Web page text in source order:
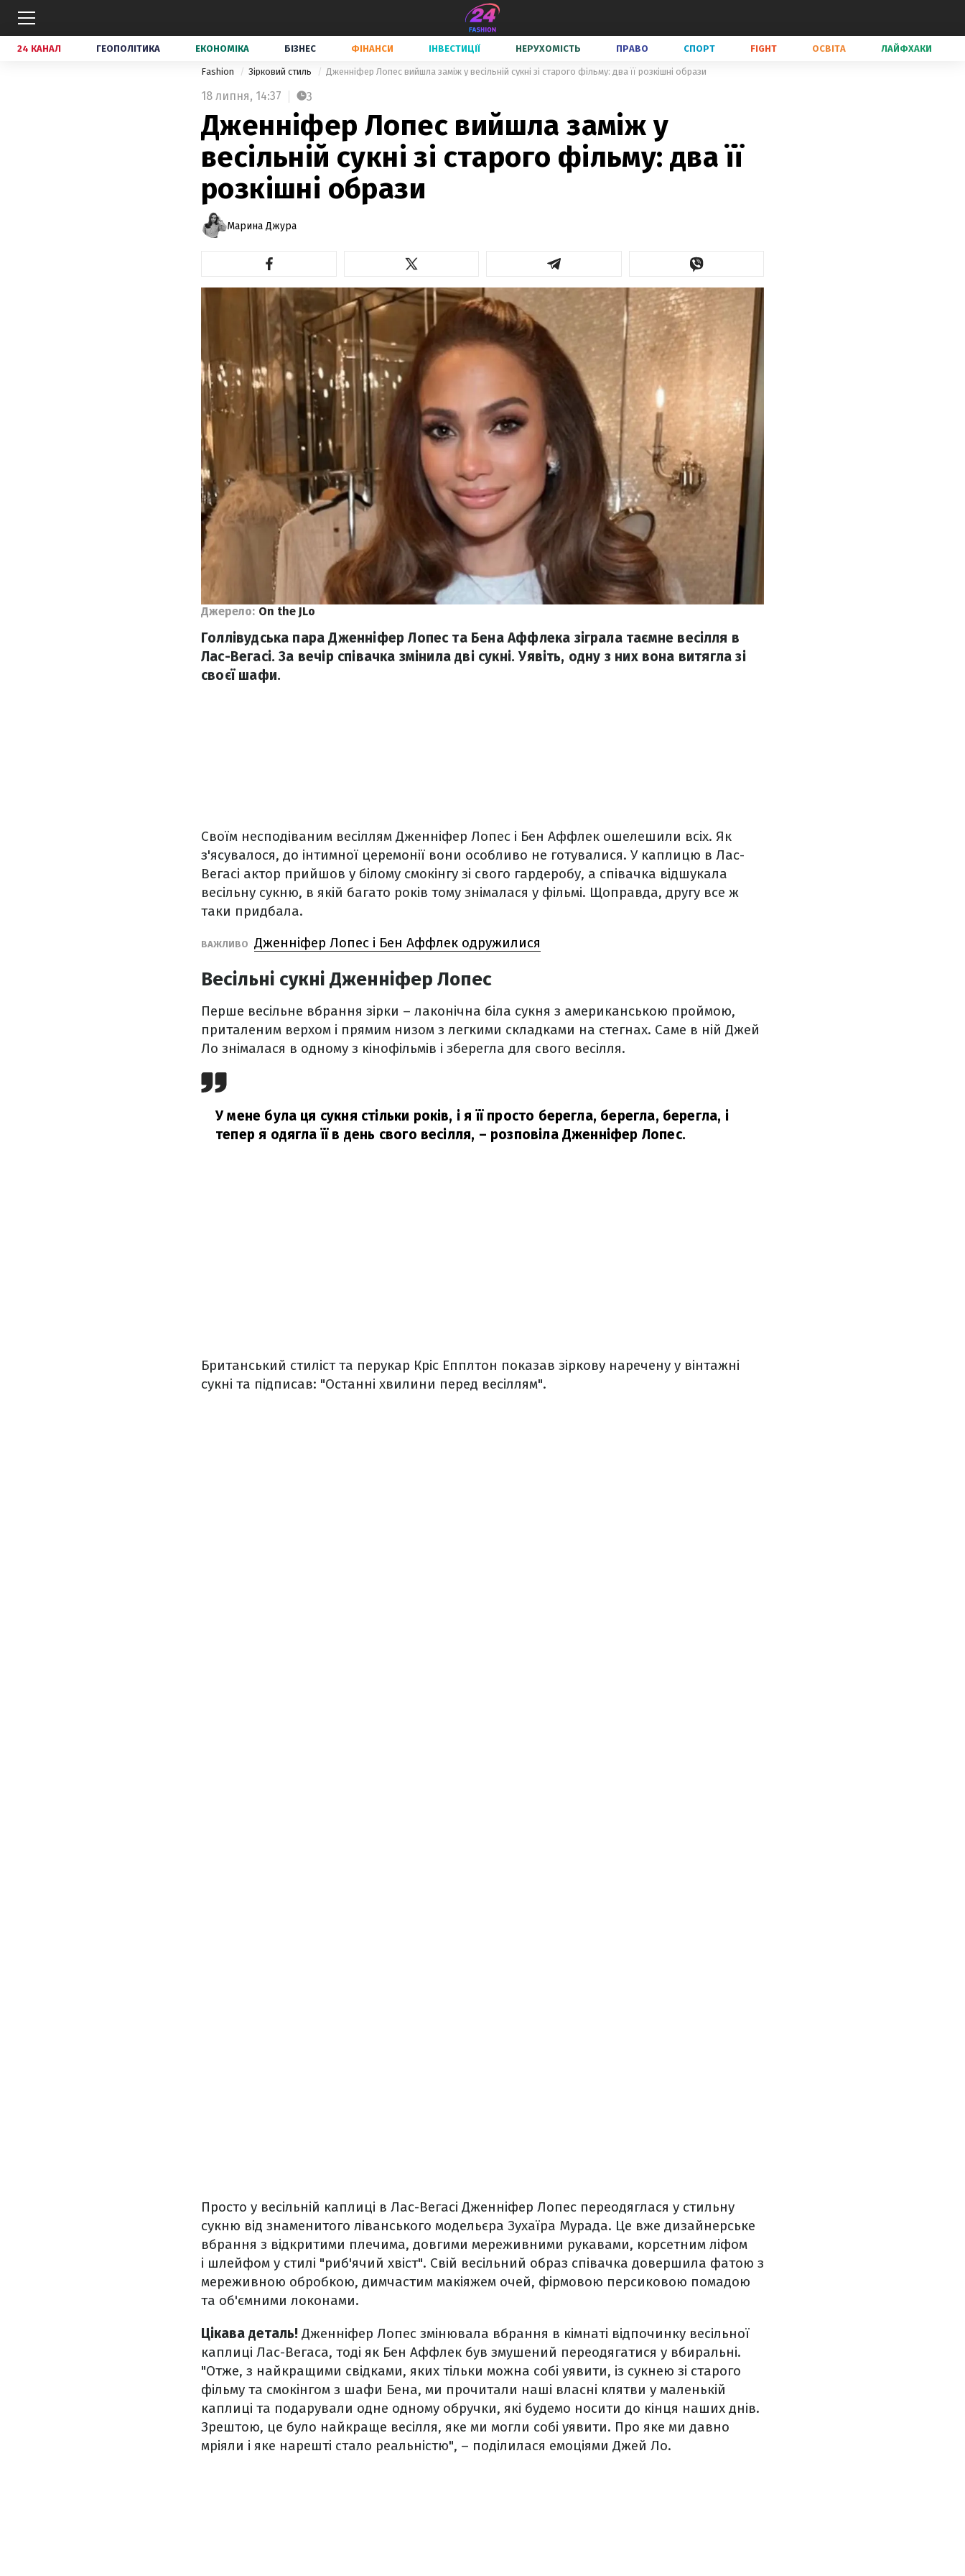
24 КАНАЛ ГЕОПОЛІТИКА ЕКОНОМІКА БІЗНЕС ФІНАНСИ ІНВЕСТИЦІЇ НЕРУХОМІСТЬ ПРАВО СПОРТ FIGHT ОСВІТА ЛАЙФХАКИ
Fashion Зірковий стиль Дженніфер Лопес вийшла заміж у весільній сукні зі старого фільму: два її розкішні образи
18 липня, 14:37 3
Дженніфер Лопес вийшла заміж у
весільній сукні зі старого фільму: два її
розкішні образи
Марина Джура
Джерело: On the JLo
Голлівудська пара Дженніфер Лопес та Бена Аффлека зіграла таємне весілля в
Лас-Вегасі. За вечір співачка змінила дві сукні. Уявіть, одну з них вона витягла зі
своєї шафи.
Своїм несподіваним весіллям Дженніфер Лопес і Бен Аффлек ошелешили всіх. Як
з'ясувалося, до інтимної церемонії вони особливо не готувалися. У каплицю в Лас-
Вегасі актор прийшов у білому смокінгу зі свого гардеробу, а співачка відшукала
весільну сукню, в якій багато років тому знімалася у фільмі. Щоправда, другу все ж
таки придбала.
ВАЖЛИВО Дженніфер Лопес і Бен Аффлек одружилися
Весільні сукні Дженніфер Лопес
Перше весільне вбрання зірки – лаконічна біла сукня з американською проймою,
приталеним верхом і прямим низом з легкими складками на стегнах. Саме в ній Джей
Ло знімалася в одному з кінофільмів і зберегла для свого весілля.
У мене була ця сукня стільки років, і я її просто берегла, берегла, берегла, і
тепер я одягла її в день свого весілля, – розповіла Дженніфер Лопес.
Британський стиліст та перукар Кріс Епплтон показав зіркову наречену у вінтажні
сукні та підписав: "Останні хвилини перед весіллям".
Просто у весільній каплиці в Лас-Вегасі Дженніфер Лопес переодяглася у стильну
сукню від знаменитого ліванського модельєра Зухаїра Мурада. Це вже дизайнерське
вбрання з відкритими плечима, довгими мереживними рукавами, корсетним ліфом
і шлейфом у стилі "риб'ячий хвіст". Свій весільний образ співачка довершила фатою з
мереживною обробкою, димчастим макіяжем очей, фірмовою персиковою помадою
та об'ємними локонами.
Цікава деталь! Дженніфер Лопес змінювала вбрання в кімнаті відпочинку весільної
каплиці Лас-Вегаса, тоді як Бен Аффлек був змушений переодягатися у вбиральні.
"Отже, з найкращими свідками, яких тільки можна собі уявити, із сукнею зі старого
фільму та смокінгом з шафи Бена, ми прочитали наші власні клятви у маленькій
каплиці та подарували одне одному обручки, які будемо носити до кінця наших днів.
Зрештою, це було найкраще весілля, яке ми могли собі уявити. Про яке ми давно
мріяли і яке нарешті стало реальністю", – поділилася емоціями Джей Ло.